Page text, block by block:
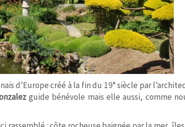
d’Europe créé à la fin du 19° siècle par
guide bénévole mais elle aussi, comme